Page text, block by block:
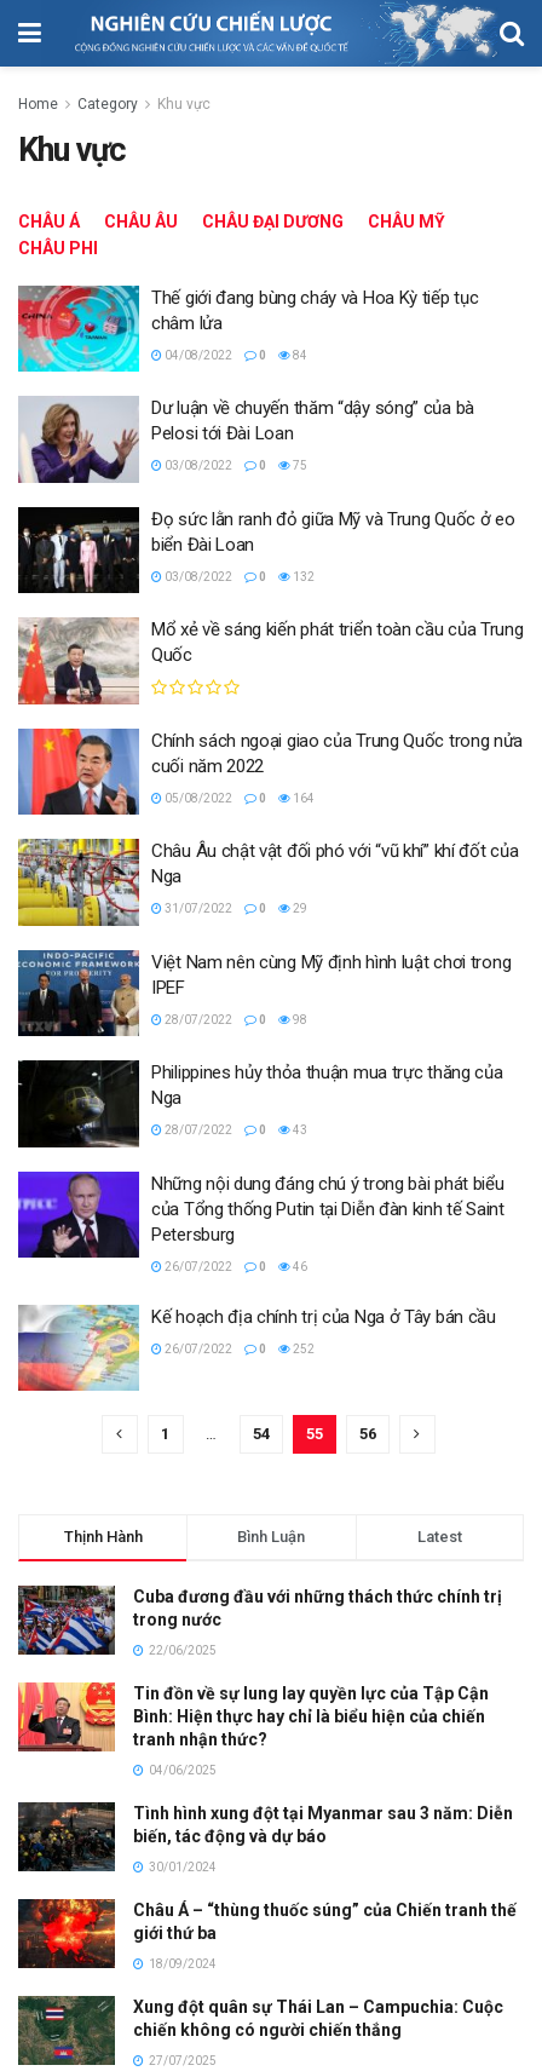
Home Category Khu vực
Khu vực
CHÂU Á CHÂU ÂU CHÂU ĐẠI DƯƠNG
CHÂU MỸ
CHÂU PHI
Thế giới đang bùng cháy và Hoa Kỳ tiếp tục
châm lửa
04/08/2022 0 84
Dư luận về chuyến thăm “dậy sóng” của bà
Pelosi tới Đài Loan
03/08/2022 0 75
Đọ sức lằn ranh đỏ giữa Mỹ và Trung Quốc ở eo
biển Đài Loan
03/08/2022 0 132
Mổ xẻ về sáng kiến phát triển toàn cầu của Trung
Quốc
Chính sách ngoại giao của Trung Quốc trong nửa
cuối năm 2022
05/08/2022 0 164
Châu Âu chật vật đối phó với “vũ khí” khí đốt của
Nga
31/07/2022 0 29
Việt Nam nên cùng Mỹ định hình luật chơi trong
IPEF
28/07/2022 0 98
Philippines hủy thỏa thuận mua trực thăng của
Nga
28/07/2022 0 43
Những nội dung đáng chú ý trong bài phát biểu
của Tổng thống Putin tại Diễn đàn kinh tế Saint
Petersburg
26/07/2022 0 46
Kế hoạch địa chính trị của Nga ở Tây bán cầu
26/07/2022 0 252
1 … 54 55 56
Thịnh Hành Bình Luận Latest
Cuba đương đầu với những thách thức chính trị
trong nước
22/06/2025
Tin đồn về sự lung lay quyền lực của Tập Cận
Bình: Hiện thực hay chỉ là biểu hiện của chiến
tranh nhận thức?
04/06/2025
Tình hình xung đột tại Myanmar sau 3 năm: Diễn
biến, tác động và dự báo
30/01/2024
Châu Á – “thùng thuốc súng” của Chiến tranh thế
giới thứ ba
18/09/2024
Xung đột quân sự Thái Lan – Campuchia: Cuộc
chiến không có người chiến thắng
27/07/2025